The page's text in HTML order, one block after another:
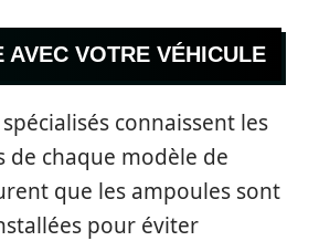
AVEC VOTRE VÉHICULE
connaissent les
de chaque modèle de
que les ampoules sont
pour éviter